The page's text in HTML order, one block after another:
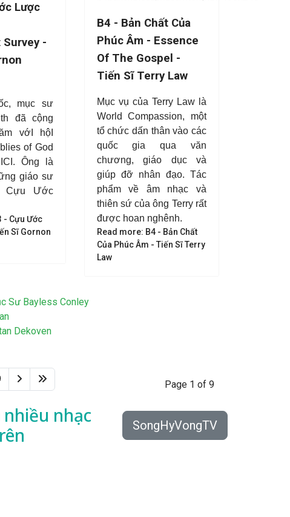
Lược
-
mục sư
đã cộng
vớI hộI
of God
Ông là
giáo sư
Cựu Ước
- Cựu Ước
Sĩ Gornon
B4 - Bản Chất Của
Phúc Âm - Essence
Of The Gospel -
Tiến Sĩ Terry Law
Mục vụ của Terry Law là
World Compassion, một
tổ chức dấn thân vào các
quốc gia qua văn
chương, giáo dục và
giúp đỡ nhân đạo. Tác
phẩm về âm nhạc và
thiên sứ của ông Terry rất
được hoan nghênh.
Read more: B4 - Bản Chất
Của Phúc Âm - Tiến Sĩ Terry
Law
Sư Bayless Conley
Dekoven
Page 1 of 9
nhạc
SongHyVongTV